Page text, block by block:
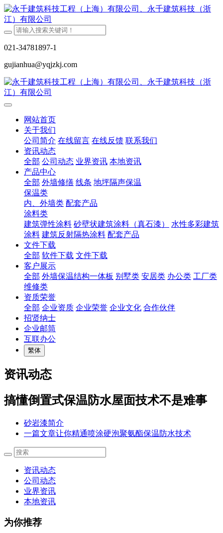
021-34781897-1
gujianhua@yqjzkj.com
网站首页
关于我们
公司简介 在线留言 在线反馈 联系我们
资讯动态
全部 公司动态 业界资讯 本地资讯
产品中心
全部 外墙修缮 线条 地坪隔声保温
保温类
内、外墙类 配套产品
涂料类
建筑弹性涂料 砂壁状建筑涂料（真石漆）
水性多彩建筑
涂料 建筑反射隔热涂料 配套产品
文件下载
全部 软件下载 文件下载
客户展示
全部 外墙保温结构一体板 别墅类 安居类 办公类 工厂类
维修类
资质荣誉
全部 企业资质 企业荣誉 企业文化 合作伙伴
招贤纳士
企业邮筒
互联办公
繁体
资讯动态
搞懂倒置式保温防水屋面技术不是难事
砂岩漆简介
一篇文章让你精通喷涂硬泡聚氨酯保温防水技术
资讯动态
公司动态
业界资讯
本地资讯
为你推荐